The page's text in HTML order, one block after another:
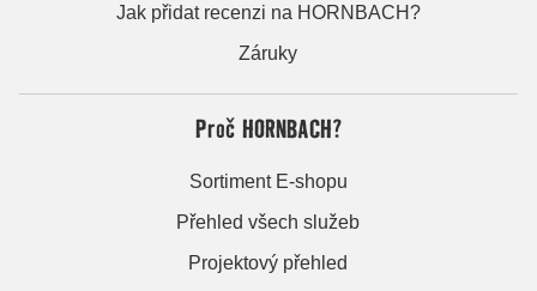
Jak přidat recenzi na HORNBACH?
Záruky
Proč HORNBACH?
Sortiment E-shopu
Přehled všech služeb
Projektový přehled